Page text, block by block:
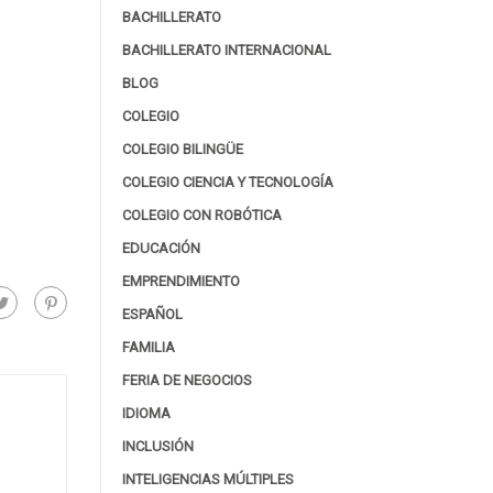
BACHILLERATO
BACHILLERATO INTERNACIONAL
BLOG
COLEGIO
COLEGIO BILINGÜE
COLEGIO CIENCIA Y TECNOLOGÍA
COLEGIO CON ROBÓTICA
EDUCACIÓN
EMPRENDIMIENTO
ESPAÑOL
FAMILIA
FERIA DE NEGOCIOS
IDIOMA
INCLUSIÓN
INTELIGENCIAS MÚLTIPLES